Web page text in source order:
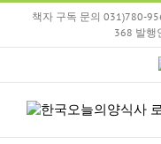
Skip
책자 구독 문의 031)780-
368 발행